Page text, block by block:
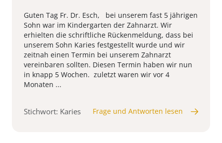
Guten Tag Fr. Dr. Esch, bei unserem fast 5 jährigen
Sohn war im Kindergarten der Zahnarzt. Wir
erhielten die schriftliche Rückenmeldung, dass bei
unserem Sohn Karies festgestellt wurde und wir
zeitnah einen Termin bei unserem Zahnarzt
vereinbaren sollten. Diesen Termin haben wir nun
in knapp 5 Wochen. zuletzt waren wir vor 4
Monaten ...
Stichwort: Karies Frage und Antworten lesen